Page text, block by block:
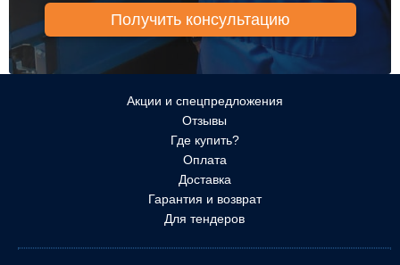
Акции и спецпредложения
Отзывы
Где купить?
Оплата
Доставка
Гарантия и возврат
Для тендеров